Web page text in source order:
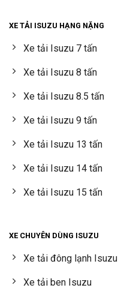
XE TẢI ISUZU HẠNG NẶNG
Xe tải Isuzu 7 tấn
Xe tải Isuzu 8 tấn
Xe tải Isuzu 8.5 tấn
Xe tải Isuzu 9 tấn
Xe tải Isuzu 13 tấn
Xe tải Isuzu 14 tấn
Xe tải Isuzu 15 tấn
XE CHUYÊN DÙNG ISUZU
Xe tải đông lạnh Isuzu
Xe tải ben Isuzu